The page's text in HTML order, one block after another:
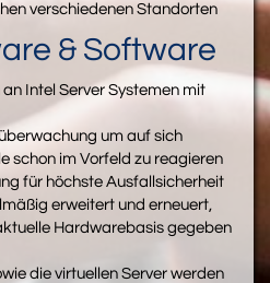
verschiedenen Standorten
& Software
Intel Server Systemen mit
um auf sich
schon im Vorfeld zu reagieren
für höchste Ausfallsicherheit
erweitert und erneuert,
Hardwarebasis gegeben
die virtuellen Server werden